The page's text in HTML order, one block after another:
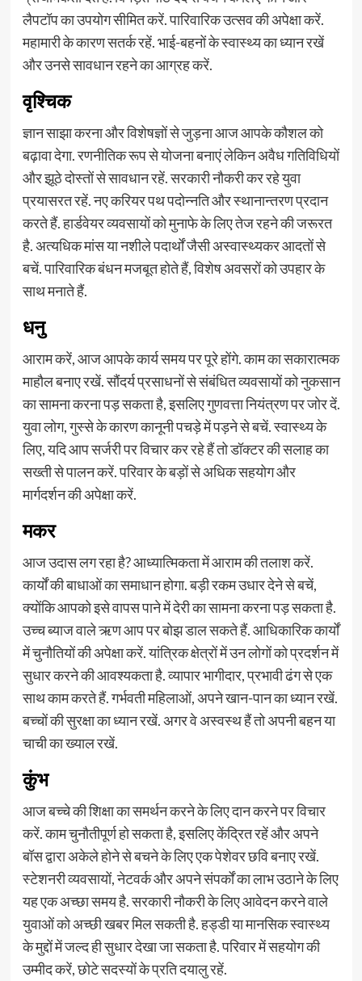
लैपटॉप का उपयोग सीमित करें. पारिवारिक उत्सव की अपेक्षा करें.
महामारी के कारण सतर्क रहें. भाई-बहनों के स्वास्थ्य का ध्यान रखें
और उनसे सावधान रहने का आग्रह करें.
वृश्चिक
ज्ञान साझा करना और विशेषज्ञों से जुड़ना आज आपके कौशल को
बढ़ावा देगा. रणनीतिक रूप से योजना बनाएं लेकिन अवैध गतिविधियों
और झूठे दोस्तों से सावधान रहें. सरकारी नौकरी कर रहे युवा
प्रयासरत रहें. नए करियर पथ पदोन्नति और स्थानान्तरण प्रदान
करते हैं. हार्डवेयर व्यवसायों को मुनाफे के लिए तेज रहने की जरूरत
है. अत्यधिक मांस या नशीले पदार्थों जैसी अस्वास्थ्यकर आदतों से
बचें. पारिवारिक बंधन मजबूत होते हैं, विशेष अवसरों को उपहार के
साथ मनाते हैं.
धनु
आराम करें, आज आपके कार्य समय पर पूरे होंगे. काम का सकारात्मक
माहौल बनाए रखें. सौंदर्य प्रसाधनों से संबंधित व्यवसायों को नुकसान
का सामना करना पड़ सकता है, इसलिए गुणवत्ता नियंत्रण पर जोर दें.
युवा लोग, गुस्से के कारण कानूनी पचड़े में पड़ने से बचें. स्वास्थ्य के
लिए, यदि आप सर्जरी पर विचार कर रहे हैं तो डॉक्टर की सलाह का
सख्ती से पालन करें. परिवार के बड़ों से अधिक सहयोग और
मार्गदर्शन की अपेक्षा करें.
मकर
आज उदास लग रहा है? आध्यात्मिकता में आराम की तलाश करें.
कार्यों की बाधाओं का समाधान होगा. बड़ी रकम उधार देने से बचें,
क्योंकि आपको इसे वापस पाने में देरी का सामना करना पड़ सकता है.
उच्च ब्याज वाले ऋण आप पर बोझ डाल सकते हैं. आधिकारिक कार्यों
में चुनौतियों की अपेक्षा करें. यांत्रिक क्षेत्रों में उन लोगों को प्रदर्शन में
सुधार करने की आवश्यकता है. व्यापार भागीदार, प्रभावी ढंग से एक
साथ काम करते हैं. गर्भवती महिलाओं, अपने खान-पान का ध्यान रखें.
बच्चों की सुरक्षा का ध्यान रखें. अगर वे अस्वस्थ हैं तो अपनी बहन या
चाची का ख्याल रखें.
कुंभ
आज बच्चे की शिक्षा का समर्थन करने के लिए दान करने पर विचार
करें. काम चुनौतीपूर्ण हो सकता है, इसलिए केंद्रित रहें और अपने
बॉस द्वारा अकेले होने से बचने के लिए एक पेशेवर छवि बनाए रखें.
स्टेशनरी व्यवसायों, नेटवर्क और अपने संपर्कों का लाभ उठाने के लिए
यह एक अच्छा समय है. सरकारी नौकरी के लिए आवेदन करने वाले
युवाओं को अच्छी खबर मिल सकती है. हड्डी या मानसिक स्वास्थ्य
के मुद्दों में जल्द ही सुधार देखा जा सकता है. परिवार में सहयोग की
उम्मीद करें, छोटे सदस्यों के प्रति दयालु रहें.